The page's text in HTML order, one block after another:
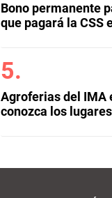
Bono permanente
que pagará la CSS
Agroferias del IMA
conozca los